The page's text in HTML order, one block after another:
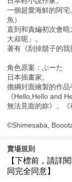
一個超愛海鮮的阿
魚）
直到和責編初次會
大叔呢」。
著有《刮掉鬍子的我
角色原案：ぶーた
日本插畫家。
擔綱封面繪製的作品
《Hello,Hello and
無法見面的妳》、《
©Shimesaba,
賣場規則